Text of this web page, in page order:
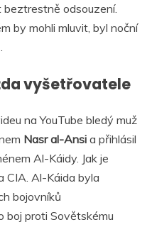
odsouzení.
by mohli mluvit, byl noční
vyšetřovatele
na YouTube bledý muž
Nasr al-Ansi a přihlásil
Al-Káidy. Jak je
CIA. Al-Káida byla
bojovníků
boj proti Sovětskému